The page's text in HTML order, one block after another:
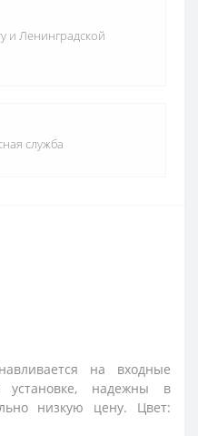
и Ленинградской
служба
на входные
надежны в
низкую цену. Цвет: